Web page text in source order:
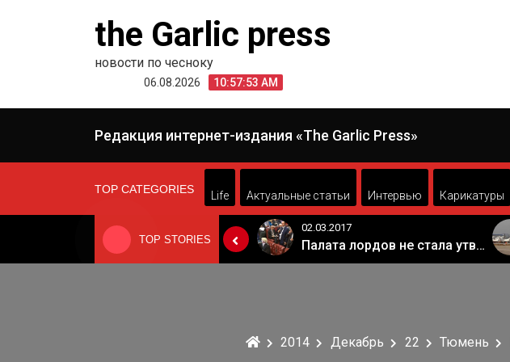
the Garlic press
новости по чесноку
06.08.2026 10:57:53 AM
Редакция интернет-издания «The Garlic Press»
TOP CATEGORIES
Life Актуальные статьи Интервью Карикатуры
TOP STORIES
24.06.2019
Когда Россия разрешит полеты в Грузию. Позиция Кремля
02.03.2017
Палата лордов не стала утверждать законопроект о "брексите"
2014 Декабрь 22 Тюмень